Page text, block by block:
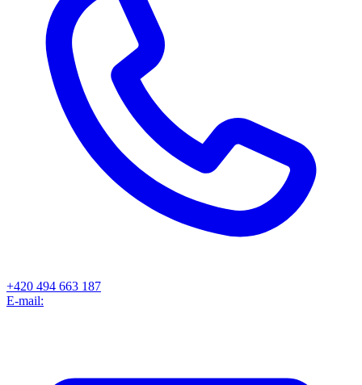
+420 494 663 187
E-mail: